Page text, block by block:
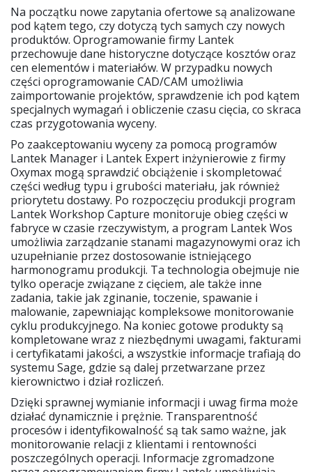
Na początku nowe zapytania ofertowe są analizowane
pod kątem tego, czy dotyczą tych samych czy nowych
produktów. Oprogramowanie firmy Lantek
przechowuje dane historyczne dotyczące kosztów oraz
cen elementów i materiałów. W przypadku nowych
części oprogramowanie CAD/CAM umożliwia
zaimportowanie projektów, sprawdzenie ich pod kątem
specjalnych wymagań i obliczenie czasu cięcia, co skraca
czas przygotowania wyceny.
Po zaakceptowaniu wyceny za pomocą programów
Lantek Manager i Lantek Expert inżynierowie z firmy
Oxymax mogą sprawdzić obciążenie i skompletować
części według typu i grubości materiału, jak również
priorytetu dostawy. Po rozpoczęciu produkcji program
Lantek Workshop Capture monitoruje obieg części w
fabryce w czasie rzeczywistym, a program Lantek Wos
umożliwia zarządzanie stanami magazynowymi oraz ich
uzupełnianie przez dostosowanie istniejącego
harmonogramu produkcji. Ta technologia obejmuje nie
tylko operacje związane z cięciem, ale także inne
zadania, takie jak zginanie, toczenie, spawanie i
malowanie, zapewniając kompleksowe monitorowanie
cyklu produkcyjnego. Na koniec gotowe produkty są
kompletowane wraz z niezbędnymi uwagami, fakturami
i certyfikatami jakości, a wszystkie informacje trafiają do
systemu Sage, gdzie są dalej przetwarzane przez
kierownictwo i dział rozliczeń.
Dzięki sprawnej wymianie informacji i uwag firma może
działać dynamicznie i prężnie. Transparentność
procesów i identyfikowalność są tak samo ważne, jak
monitorowanie relacji z klientami i rentowności
poszczególnych operacji. Informacje zgromadzone